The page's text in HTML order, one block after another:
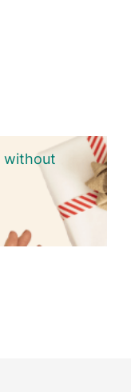
without